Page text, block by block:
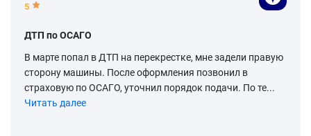
5
ДТП по ОСАГО
В марте попал в ДТП на перекрестке, мне задели правую
сторону машины. После оформления позвонил в
страховую по ОСАГО, уточнил порядок подачи. По те...
Читать далее